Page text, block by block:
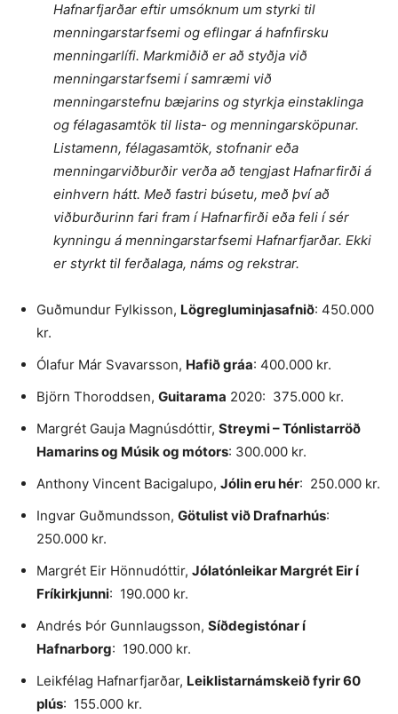
Hafnarfjarðar eftir umsóknum um styrki til
menningarstarfsemi og eflingar á hafnfirsku
menningarlífi. Markmiðið er að styðja við
menningarstarfsemi í samræmi við
menningarstefnu bæjarins og styrkja einstaklinga
og félagasamtök til lista- og menningarsköpunar.
Listamenn, félagasamtök, stofnanir eða
menningarviðburðir verða að tengjast Hafnarfirði á
einhvern hátt. Með fastri búsetu, með því að
viðburðurinn fari fram í Hafnarfirði eða feli í sér
kynningu á menningarstarfsemi Hafnarfjarðar. Ekki
er styrkt til ferðalaga, náms og rekstrar.
Guðmundur Fylkisson, Lögregluminjasafnið: 450.000
kr.
Ólafur Már Svavarsson, Hafið gráa: 400.000 kr.
Björn Thoroddsen, Guitarama 2020: 375.000 kr.
Margrét Gauja Magnúsdóttir, Streymi – Tónlistarröð
Hamarins og Músik og mótors: 300.000 kr.
Anthony Vincent Bacigalupo, Jólin eru hér: 250.000 kr.
Ingvar Guðmundsson, Götulist við Drafnarhús:
250.000 kr.
Margrét Eir Hönnudóttir, Jólatónleikar Margrét Eir í
Fríkirkjunni: 190.000 kr.
Andrés Þór Gunnlaugsson, Síðdegistónar í
Hafnarborg: 190.000 kr.
Leikfélag Hafnarfjarðar, Leiklistarnámskeið fyrir 60
plús: 155.000 kr.